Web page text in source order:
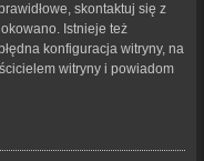
skontaktuj się z
Istnieje też
konfiguracja witryny, na
witryny i powiadom